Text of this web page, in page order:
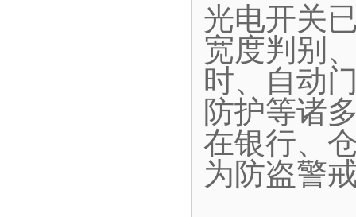
光电开关
宽度判别
时、自动
防护等诸
在银行、
为防盗警